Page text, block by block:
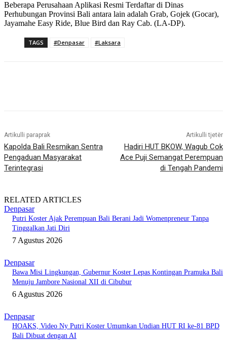
Beberapa Perusahaan Aplikasi Resmi Terdaftar di Dinas
Perhubungan Provinsi Bali antara lain adalah Grab, Gojek (Gocar),
Jayamahe Easy Ride, Blue Bird dan Ray Cab. (LA-DP).
TAGS #Denpasar #Laksara
Artikulli paraprak
Kapolda Bali Resmikan Sentra
Pengaduan Masyarakat
Terintegrasi
Artikulli tjetër
Hadiri HUT BKOW, Wagub Cok
Ace Puji Semangat Perempuan
di Tengah Pandemi
RELATED ARTICLES
Denpasar
Putri Koster Ajak Perempuan Bali Berani Jadi Womenpreneur Tanpa
Tinggalkan Jati Diri
7 Agustus 2026
Denpasar
Bawa Misi Lingkungan, Gubernur Koster Lepas Kontingan Pramuka Bali
Menuju Jambore Nasional XII di Cibubur
6 Agustus 2026
Denpasar
HOAKS, Video Ny Putri Koster Umumkan Undian HUT RI ke-81 BPD
Bali Dibuat dengan AI